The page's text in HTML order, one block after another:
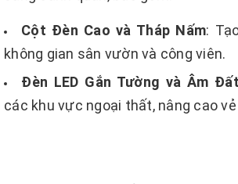
Cột Đèn Cao và Tháp Nấm:
không gian sân vườn và công viên.
Đèn LED Gắn Tường và Âm Đất
các khu vực ngoại thất, nâng cao